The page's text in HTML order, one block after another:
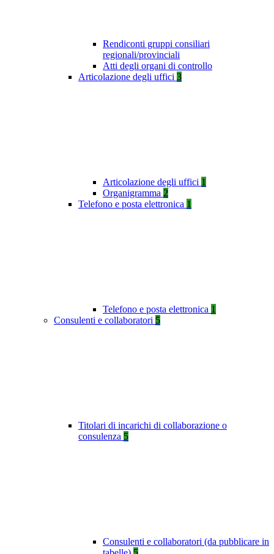
Rendiconti gruppi consiliari
regionali/provinciali
Atti degli organi di controllo
Articolazione degli uffici 3
Articolazione degli uffici 1
Organigramma 2
Telefono e posta elettronica 1
Telefono e posta elettronica 1
Consulenti e collaboratori 5
Titolari di incarichi di collaborazione o
consulenza 5
Consulenti e collaboratori (da pubblicare in